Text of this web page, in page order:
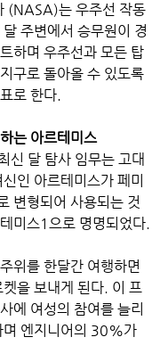
(NASA)는 우주선 작동
주변에서 승무원이 경
하며 우주선과 모든 탑
구로 돌아올 수 있도록
로 한다.
는 아르테미스
신 달 탐사 임무는 고대
인 아르테미스가 페미
변형되어 사용되는 것
미스1으로 명명되었다.
위를 한달간 여행하면
을 보내게 된다. 이 프
에 여성의 참여를 늘리
며 엔지니어의 30%가